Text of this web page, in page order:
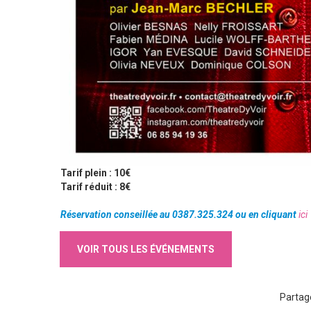
Tarif plein : 10€
Tarif réduit : 8€
Réservation conseillée au 0387.325.324 ou en cliquantici
VOIR TOUS LES ÉVÉNEMENTS